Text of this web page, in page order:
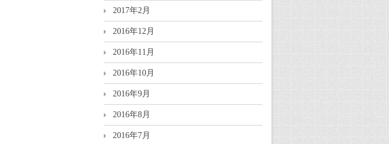
2017年2月
2016年12月
2016年11月
2016年10月
2016年9月
2016年8月
2016年7月